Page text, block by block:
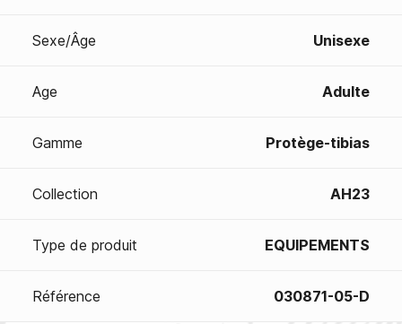
Sexe/Âge Unisexe
Age Adulte
Gamme Protège-tibias
Collection AH23
Type de produit EQUIPEMENTS
Référence 030871-05-D